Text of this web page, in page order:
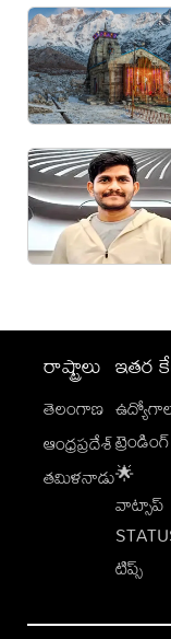
రాష్ట్రాలు
తెలంగాణ
ఆంధ్రప్రదేశ్
తమిళనాడు
ఇతర
ట్రెండింగ్
🌟
వాట్సాప్
టిప్స్